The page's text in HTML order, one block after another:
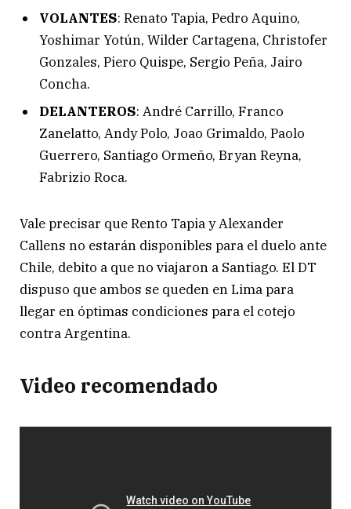
VOLANTES: Renato Tapia, Pedro Aquino,
Yoshimar Yotún, Wilder Cartagena, Christofer
Gonzales, Piero Quispe, Sergio Peña, Jairo
Concha.
DELANTEROS: André Carrillo, Franco
Zanelatto, Andy Polo, Joao Grimaldo, Paolo
Guerrero, Santiago Ormeño, Bryan Reyna,
Fabrizio Roca.
Vale precisar que Rento Tapia y Alexander
Callens no estarán disponibles para el duelo ante
Chile, debito a que no viajaron a Santiago. El DT
dispuso que ambos se queden en Lima para
llegar en óptimas condiciones para el cotejo
contra Argentina.
Video recomendado